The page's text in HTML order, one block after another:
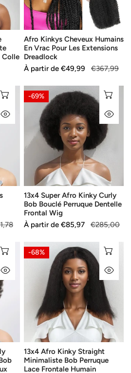
Colle
Pour
Les
Extensions
Dreadlock
Afro Kinkys Cheveux Humains
En Vrac Pour Les Extensions
Dreadlock
Prix
vente
À partir de €49,99
Prix
€367,99
SÉLECTIONNEZ LES OPTIONS
APERÇU RAPIDE
13x4
Super
Kinky
Curly
Bouclé
Perruque
Dentelle
Frontal
Wig
-69%
13x4 Super Afro Kinky Curly
Bob Bouclé Perruque Dentelle
Frontal Wig
Prix
vente
À partir de €85,97
Prix
€285,00
SÉLECTIONNEZ LES OPTIONS
APERÇU RAPIDE
13x4
Afro
Straight
Minimaliste
Perruque
Lace
Frontale
Humain
Cheveux
-68%
13x4 Afro Kinky Straight
Minimaliste Bob Perruque
Lace Frontale Humain